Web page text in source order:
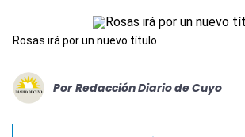
Rosas irá por un nuevo título
Por Redacción Diario de Cuyo